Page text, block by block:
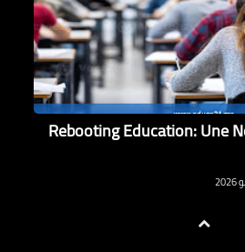
Rebooting Education: Une